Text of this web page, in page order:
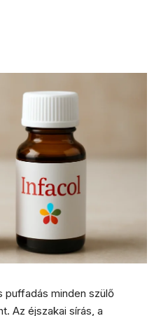
minden szülő
Az éjszakai sírás, a